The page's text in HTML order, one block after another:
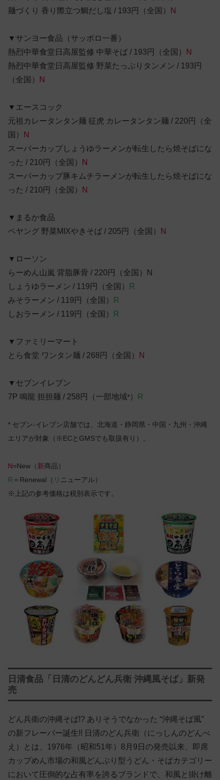
麺づくり 香り際立つ鯛だし塩 / 193円（全国）
N
▼サンヨー食品（サッポロ一番）
熱烈中華食堂日高屋監修 中華そば / 193円（全国）
N
熱烈中華食堂日高屋監修 野菜たっぷりタンメン / 193円
（全国）
N
▼エースコック
元祖カレータンタン麺 征虎 カレータンタン麺 / 220円（全
国）
N
スーパーカップしょうゆラーメンが転生したら焼そばにな
った / 210円（全国）
N
スーパーカップ豚キムチラーメンが転生したら焼そばにな
った / 210円（全国）
N
▼まるか食品
ペヤング 野菜MIXやきそば / 205円（全国）
N
▼ローソン
らーめん山嵐 背脂豚骨 / 220円（全国）N
しょうゆラーメン / 119円（全国）
R
みそラーメン / 119円（全国）
R
しおラーメン / 119円（全国）
R
▼ファミリーマート
とら食堂 ワンタン麺 / 268円（全国）
N
▼セブンイレブン
7P 鳴龍 担担麺 / 258円（一部地域*） R
* セブン-イレブン店舗では、北海道・静岡県・中国・九州・沖縄
エリアが対象（※ECとGMSでも取扱有り）。
N=New（新商品）
R ＝Renewal（ リ ニューアル）
※上記の参考価格は税別表示です。
日清食品「日清のどんどん兵衛 沖縄風そば」新発
売
どん兵衛の沖縄そば!? ありそうでなかった “沖縄そば風”
の新フレーバー誕生!! 日清のどん兵衛（にっしんのどんべ
え）とは、1976年（昭和51年）8月9日の発売以来、即席
カップめん市場の和風どんぶり型うどん・そばカテゴリー
において圧倒的な占有率を誇るブランドで、和風と掛け離